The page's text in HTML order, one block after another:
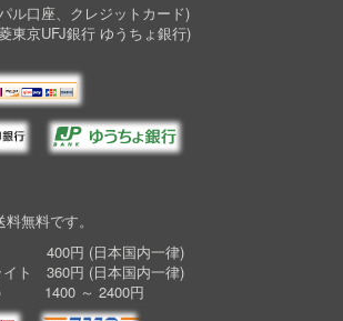
ル口座、クレジットカード)
東京UFJ銀行 ゆうちょ銀行)
無料です。
円 (日本国内一律)
イト 360円 (日本国内一律)
) 1400 ～ 2400円